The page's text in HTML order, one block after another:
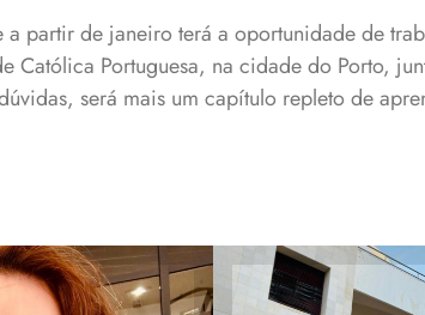
a partir de janeiro terá a oportunidade de
Católica Portuguesa, na cidade do Porto,
será mais um capítulo repleto de